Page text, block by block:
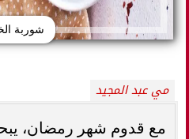
شوربة
مي عبد المجيد
مع قدوم شهر رمضان،